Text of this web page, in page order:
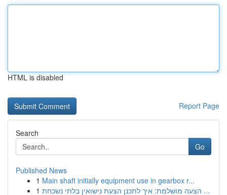
HTML is disabled
Report Page
Search
Go
Published News
1 Main shaft initially equipment use in gearbox r...
1
הצעה מושלמת: איך לתכנן הצעת נישואין בלתי נשכחת ...